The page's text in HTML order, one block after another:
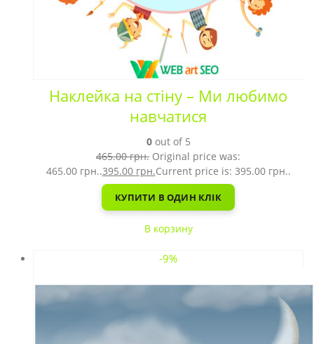
Наклейка на стіну – Ми любимо
навчатися
0out of 5
465.00грн. Original price was:
465.00 грн..395.00 грн.Current price is: 395.00 грн..
КУПИТИ В ОДИН КЛІК
В корзину
-9%